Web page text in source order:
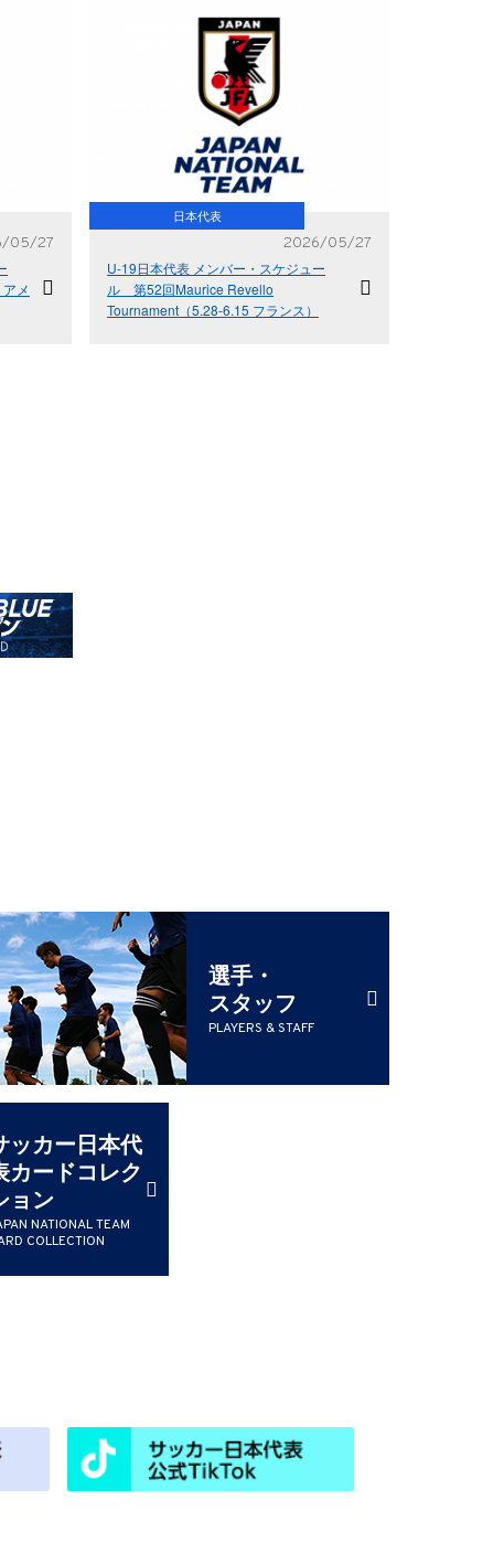
05/27
メ
日本代表
2026/05/27
U-19日本代表 メンバー・スケジュー
ル 第52回Maurice Revello
Tournament（5.28-6.15 フランス）
選手・
スタッフ
PLAYERS & STAFF
ッカー日本代
カードコレク
ョン
NATIONAL TEAM
COLLECTION